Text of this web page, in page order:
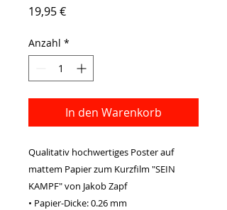
19,95 €Preis
Anzahl *
In den Warenkorb
Qualitativ hochwertiges Poster auf
mattem Papier zum Kurzfilm "SEIN
KAMPF" von Jakob Zapf
• Papier-Dicke: 0.26 mm